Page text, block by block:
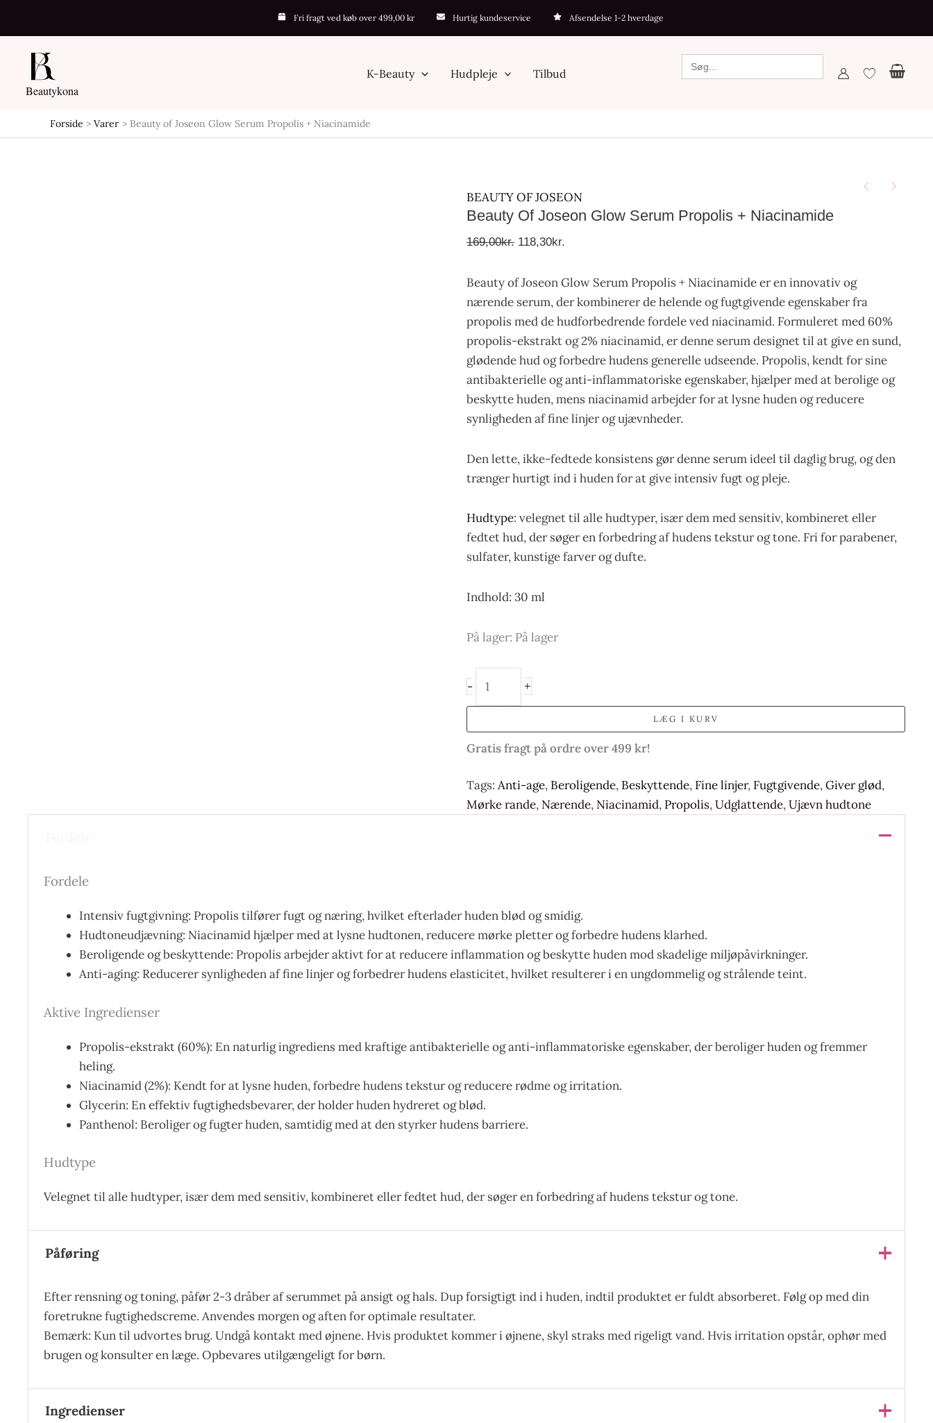
Fri fragt ved køb over 499,00 kr Hurtig kundeservice Afsendelse 1-2 hverdage
Beautykona
K-Beauty Hudpleje Tilbud
Forside Varer Beauty of Joseon Glow Serum Propolis + Niacinamide
BEAUTY OF JOSEON
Beauty Of Joseon Glow Serum Propolis + Niacinamide
169,00kr.
var:
118,30kr.
er:
Beauty of Joseon Glow Serum Propolis + Niacinamide er en innovativ og
nærende serum, der kombinerer de helende og fugtgivende egenskaber fra
propolis med de hudforbedrende fordele ved niacinamid. Formuleret med 60%
propolis-ekstrakt og 2% niacinamid, er denne serum designet til at give en sund,
glødende hud og forbedre hudens generelle udseende. Propolis, kendt for sine
antibakterielle og anti-inflammatoriske egenskaber, hjælper med at berolige og
beskytte huden, mens niacinamid arbejder for at lysne huden og reducere
synligheden af fine linjer og ujævnheder.
Den lette, ikke-fedtede konsistens gør denne serum ideel til daglig brug, og den
trænger hurtigt ind i huden for at give intensiv fugt og pleje.
Hudtype: velegnet til alle hudtyper, især dem med sensitiv, kombineret eller
fedtet hud, der søger en forbedring af hudens tekstur og tone. Fri for parabener,
sulfater, kunstige farver og dufte.
Indhold: 30 ml
På lager: På lager
-
of
Glow
+
LÆG I KURV
Gratis fragt på ordre over 499 kr!
Tags: Anti-age, Beroligende, Beskyttende, Fine linjer, Fugtgivende,Giver glød,
Mørke rande, Nærende, Niacinamid, Propolis,Udglattende,Ujævn hudtone
Fordele
Intensiv fugtgivning: Propolis tilfører fugt og næring, hvilket efterlader huden blød og smidig.
Hudtoneudjævning: Niacinamid hjælper med at lysne hudtonen, reducere mørke pletter og forbedre hudens klarhed.
Beroligende og beskyttende: Propolis arbejder aktivt for at reducere inflammation og beskytte huden mod skadelige miljøpåvirkninger.
Anti-aging: Reducerer synligheden af fine linjer og forbedrer hudens elasticitet, hvilket resulterer i en ungdommelig og strålende teint.
Aktive Ingredienser
Propolis-ekstrakt (60%): En naturlig ingrediens med kraftige antibakterielle og anti-inflammatoriske egenskaber, der beroliger huden og fremmer
heling.
Niacinamid (2%): Kendt for at lysne huden, forbedre hudens tekstur og reducere rødme og irritation.
Glycerin: En effektiv fugtighedsbevarer, der holder huden hydreret og blød.
Panthenol: Beroliger og fugter huden, samtidig med at den styrker hudens barriere.
Hudtype
Velegnet til alle hudtyper, især dem med sensitiv, kombineret eller fedtet hud, der søger en forbedring af hudens tekstur og tone.
Påføring
Efter rensning og toning, påfør 2-3 dråber af serummet på ansigt og hals. Dup forsigtigt ind i huden, indtil produktet er fuldt absorberet. Følg op med din
foretrukne fugtighedscreme. Anvendes morgen og aften for optimale resultater.
Bemærk: Kun til udvortes brug. Undgå kontakt med øjnene. Hvis produktet kommer i øjnene, skyl straks med rigeligt vand. Hvis irritation opstår, ophør med
brugen og konsulter en læge. Opbevares utilgængeligt for børn.
Ingredienser
+
Niacinamide
antal